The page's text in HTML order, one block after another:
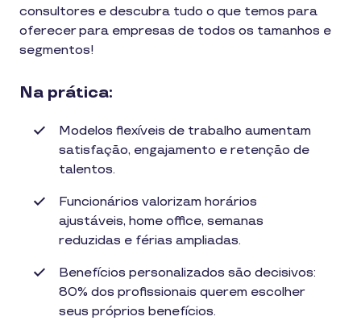
consultores e descubra tudo o que temos para
oferecer para empresas de todos os tamanhos e
segmentos!
Na prática:
Modelos flexíveis de trabalho aumentam
satisfação, engajamento e retenção de
talentos.
Funcionários valorizam horários
ajustáveis, home office, semanas
reduzidas e férias ampliadas.
Benefícios personalizados são decisivos:
80% dos profissionais querem escolher
seus próprios benefícios.